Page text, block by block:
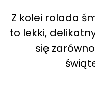
Z kolei rolada
to lekki,
się